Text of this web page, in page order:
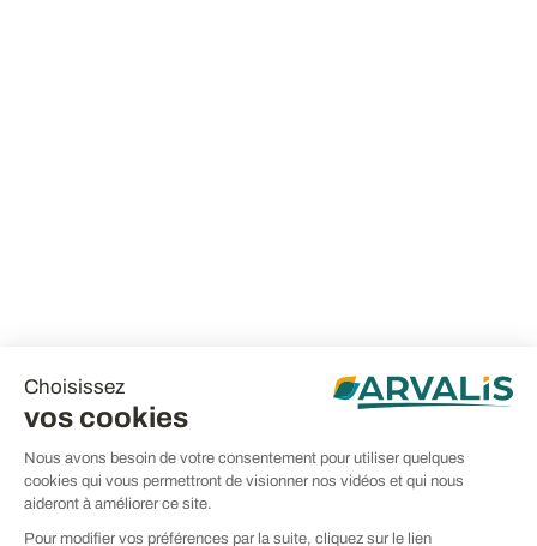
Choisissez
vos cookies
Nous avons besoin de votre consentement pour utiliser quelques
cookies qui vous permettront de visionner nos vidéos et qui nous
aideront à améliorer ce site.
Pour modifier vos préférences par la suite, cliquez sur le lien